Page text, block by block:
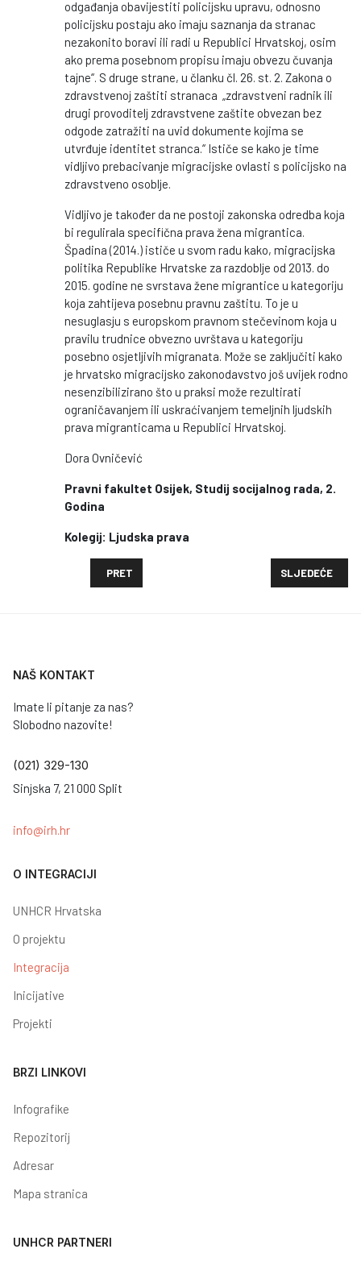
odgađanja obavijestiti policijsku upravu, odnosno
policijsku postaju ako imaju saznanja da stranac
nezakonito boravi ili radi u Republici Hrvatskoj, osim
ako prema posebnom propisu imaju obvezu čuvanja
tajne“. S druge strane, u članku čl. 26. st. 2. Zakona o
zdravstvenoj zaštiti stranaca „zdravstveni radnik ili
drugi provoditelj zdravstvene zaštite obvezan bez
odgode zatražiti na uvid dokumente kojima se
utvrđuje identitet stranca.“ Ističe se kako je time
vidljivo prebacivanje migracijske ovlasti s policijsko na
zdravstveno osoblje.
Vidljivo je također da ne postoji zakonska odredba koja
bi regulirala specifična prava žena migrantica.
Špadina (2014.) ističe u svom radu kako, migracijska
politika Republike Hrvatske za razdoblje od 2013. do
2015. godine ne svrstava žene migrantice u kategoriju
koja zahtijeva posebnu pravnu zaštitu. To je u
nesuglasju s europskom pravnom stečevinom koja u
pravilu trudnice obvezno uvrštava u kategoriju
posebno osjetljivih migranata. Može se zaključiti kako
je hrvatsko migracijsko zakonodavstvo još uvijek rodno
nesenzibilizirano što u praksi može rezultirati
ograničavanjem ili uskraćivanjem temeljnih ljudskih
prava migranticama u Republici Hrvatskoj.
Dora Ovničević
Pravni fakultet Osijek, Studij socijalnog rada, 2.
Godina
Kolegij: Ljudska prava
PRETHODNI ČLANAK: ESEJSKI RAD: PRAVO NA
PRET SLJEDEĆI
SLJEDEĆE
NAŠ KONTAKT
Imate li pitanje za nas?
Slobodno nazovite!
(021) 329-130
Sinjska 7, 21 000 Split
info@irh.hr
O INTEGRACIJI
UNHCR Hrvatska
O projektu
Integracija
Inicijative
Projekti
BRZI LINKOVI
Infografike
Repozitorij
Adresar
Mapa stranica
UNHCR PARTNERI